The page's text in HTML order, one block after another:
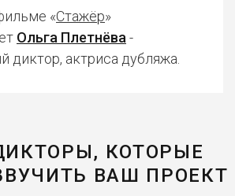
«Стажёр»
Ольга Плетнёва -
диктор, актриса дубляжа.
КОТОРЫЕ
ВАШ ПРОЕКТ